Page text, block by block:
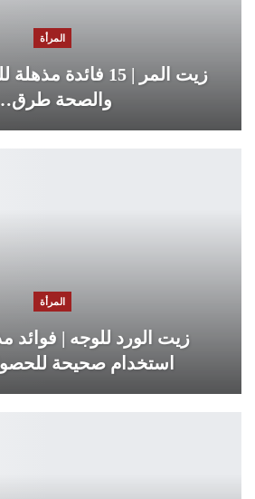
المرأة
زيت المر | 15 فائدة
والصحة
المرأة
زيت الورد للوجه | فوائد
استخدام صحيحة